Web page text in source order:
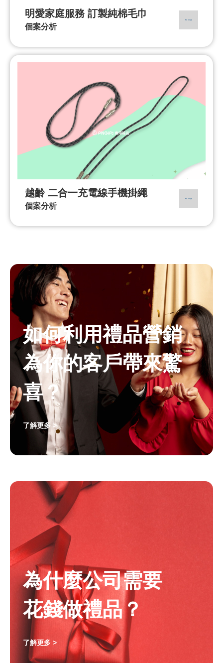
明愛家庭服務 訂製純棉毛巾
個案分析
越齡 二合一充電線手機掛繩
個案分析
為什麼公司需要
花錢做禮品？
了解更多 >
如何利用禮品營銷
為你的客戶帶來驚
喜？
了解更多 >